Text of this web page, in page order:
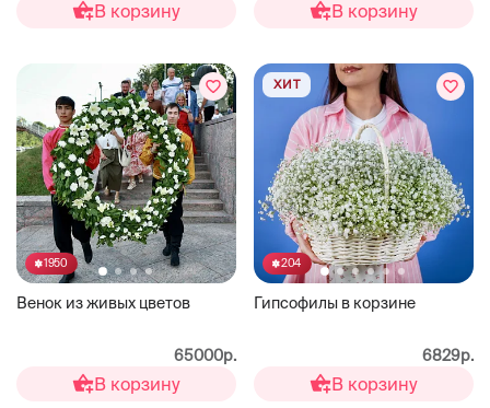
В корзину В корзину
1950
Венок из живых цветов
65000р.
В корзину
204
Гипсофилы в корзине
ХИТ
6829р.
В корзину